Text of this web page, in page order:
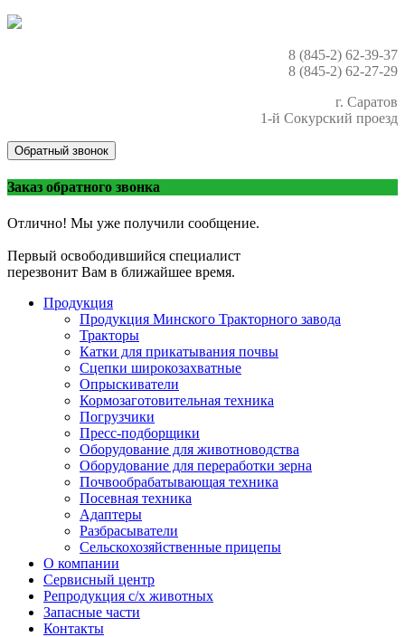
8 (845-2) 62-39-37
8 (845-2) 62-27-29
г. Саратов
1-й Сокурский проезд
Обратный звонок
Заказ обратного звонка
Отлично! Мы уже получили сообщение.
Первый освободившийся специалист
перезвонит Вам в ближайшее время.
Продукция
Продукция Минского Тракторного завода
Тракторы
Катки для прикатывания почвы
Сцепки широкозахватные
Опрыскиватели
Кормозаготовительная техника
Погрузчики
Пресс-подборщики
Оборудование для животноводства
Оборудование для переработки зерна
Почвообрабатывающая техника
Посевная техника
Адаптеры
Разбрасыватели
Сельскохозяйственные прицепы
О компании
Сервисный центр
Репродукция с/х животных
Запасные части
Контакты